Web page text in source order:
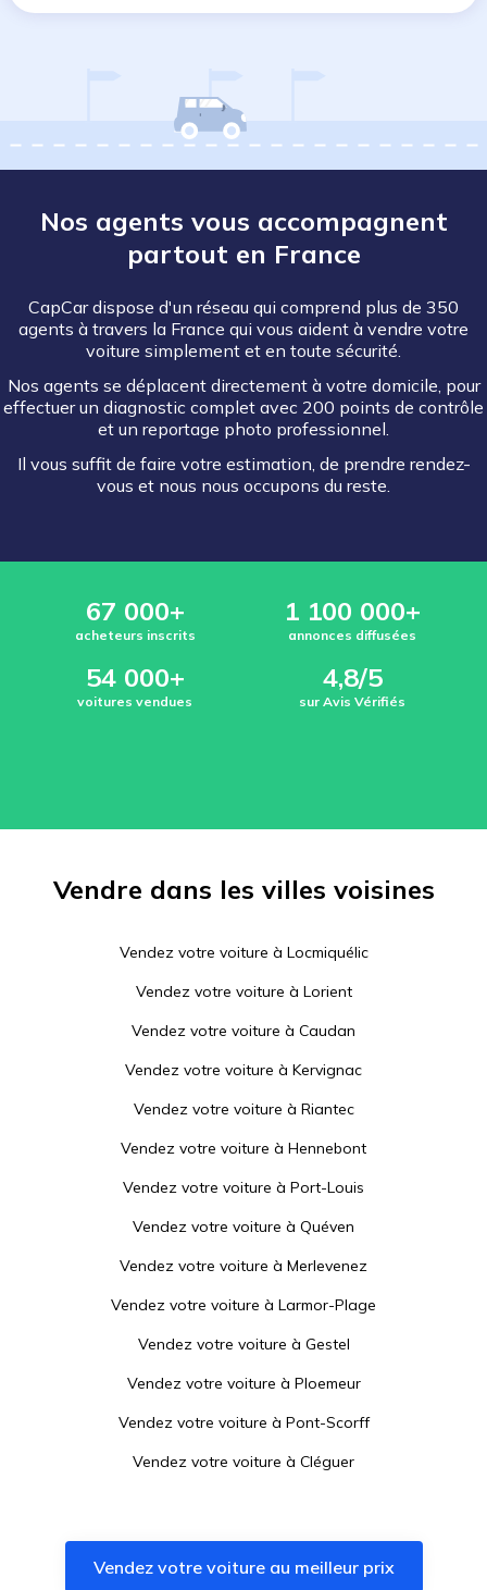
Nos agents vous accompagnent
partout en France
CapCar dispose d'un réseau qui comprend plus de 350
agents à travers la France qui vous aident à vendre votre
voiture simplement et en toute sécurité.
Nos agents se déplacent directement à votre domicile, pour
effectuer un diagnostic complet avec 200 points de contrôle
et un reportage photo professionnel.
Il vous suffit de faire votre estimation, de prendre rendez-
vous et nous nous occupons du reste.
67 000+
acheteurs inscrits
1 100 000+
annonces diffusées
54 000+
voitures vendues
4,8/5
sur Avis Vérifiés
Vendre dans les villes voisines
Vendez votre voiture à Locmiquélic
Vendez votre voiture à Lorient
Vendez votre voiture à Caudan
Vendez votre voiture à Kervignac
Vendez votre voiture à Riantec
Vendez votre voiture à Hennebont
Vendez votre voiture à Port-Louis
Vendez votre voiture à Quéven
Vendez votre voiture à Merlevenez
Vendez votre voiture à Larmor-Plage
Vendez votre voiture à Gestel
Vendez votre voiture à Ploemeur
Vendez votre voiture à Pont-Scorff
Vendez votre voiture à Cléguer
Vendez votre voiture àInzinzac-Lochrist
Vendez votre voiture àGuidel
Vendez votre voiture au meilleur prix